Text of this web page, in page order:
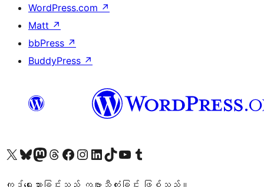
WordPress.com ↗
Matt ↗
bbPress ↗
BuddyPress ↗
ကျွန်ုပ်တို့၏ X (ယခင် Twitter) အကောင့်သို့ သွားရောက်ကြည့်ရှုပါကျွန်ုပ်တို့၏ Bluesky အကောင့်သို့ ဝင်ရောက်ကြည့်ရှုရန်
ကျွန်ုပ်တို့၏ Mastodon အကောင့်သို့ သွားရောက်ကြည့်ရှုပါကျွန်ုပ်တို့၏ Threads အကောင့်သို့ ဝင်ရောက်ကြည့်ရှုရန်
ကျွန်ုပ်တို့၏ Facebook စာမျက်နှာသို့ သွားရောက်ကြည့်ရှုပါကျွန်ုပ်တို့၏ Instagram အကောင့်သို့ သွားရောက်ကြည့်ရှုပါ ကျွန်ုပ်တို့၏ LinkedIn အကောင့်သို့ သွားရောက်ကြည့်ရှုပါကျွန်ုပ်တို့၏ TikTok အကောင့်သို့ ဝင်ရောက်ကြည့်ရှုရန်
ကျွန်ုပ်တို့၏ YouTube ချန်နယ်သို့ သွားရောက်ကြည့်ရှုပါ ကျွန်ုပ်တို့၏ Tumblr အကောင့်သို့ ဝင်ရောက်ကြည့်ရှုရန်
ကုဒ်ရေးသားခြင်းသည် ကဗျာသီကုံးခြင်း ဖြစ်သည်။